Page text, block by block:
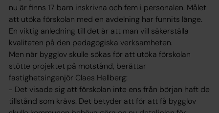
nu är finns 17 barn inskrivna och fem i personalen. Målet
att utöka förskolan med en avdelning har funnits länge.
En viktig anledning till det är att man vill säkerställa
kvaliteten på den pedagogiska verksamheten.
Men när bygglov skulle sökas för att utöka förskolan
stötte projektet på motstånd, berättar
fastighetsingenjör Claes Hellberg:
- Det visade sig att förskolan inte ens från början haft de
tillstånd som krävs. Det betyder att för att få bygglov